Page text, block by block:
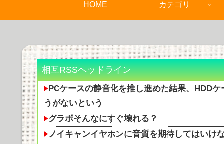
HOME カテゴリ
相互RSSヘッドライン
PCケースの静音化を推し進めた結果、HDD
うがないという
グラボそんなにすぐ壊れる？
ノイキャンイヤホンに音質を期待してはいけ